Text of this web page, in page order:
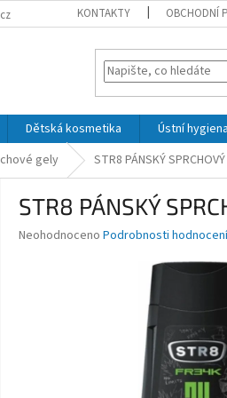
KONTAKTY OBCHODNÍ
Dětská kosmetika Ústní hygiena
gely STR8 PÁNSKÝ
STR8 PÁNSKÝ
Průměrné
Neohodnoceno Podrobnosti hodnocení